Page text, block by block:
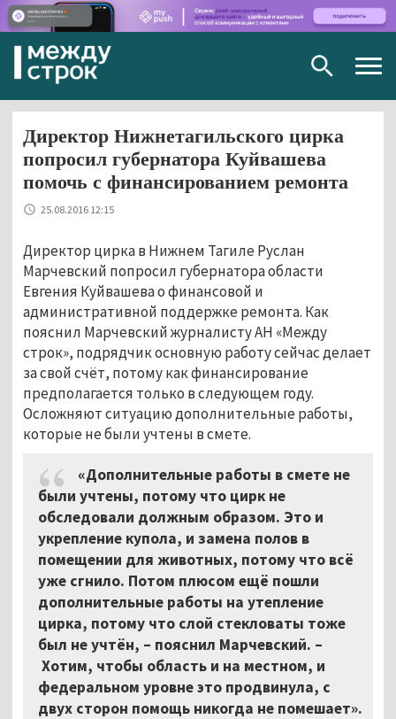
Директор Нижнетагильского цирка
попросил губернатора Куйвашева
помочь с финансированием ремонта
25.08.2016 12:15
Директор цирка в Нижнем Тагиле Руслан
Марчевский попросил губернатора области
Евгения Куйвашева о финансовой и
административной поддержке ремонта. Как
пояснил Марчевский журналисту АН «Между
строк», подрядчик основную работу сейчас делает
за свой счёт, потому как финансирование
предполагается только в следующем году.
Осложняют ситуацию дополнительные работы,
которые не были учтены в смете.
«Дополнительные работы в смете не
были учтены, потому что цирк не
обследовали должным образом. Это и
укрепление купола, и замена полов в
помещении для животных, потому что всё
уже сгнило. Потом плюсом ещё пошли
дополнительные работы на утепление
цирка, потому что слой стекловаты тоже
был не учтён, – пояснил Марчевский. –
Хотим, чтобы область и на местном, и
федеральном уровне это продвинула, с
двух сторон помощь никогда не помешает».